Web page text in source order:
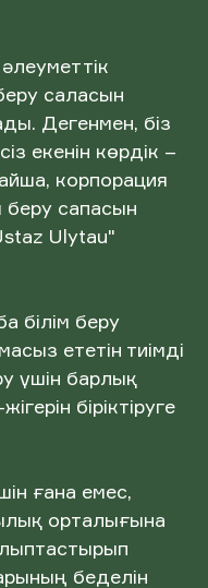
саласын
Дегенмен, біз
екенін көрдік –
корпорация
беру сапасын
Ulytau"
білім беру
ететін тиімді
үшін барлық
біріктіруге
ғана емес,
орталығына
беделін